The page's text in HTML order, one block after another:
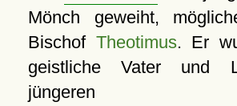
Mönch geweiht,
Bischof Theotimus. Er
geistliche Vater und
jüngeren